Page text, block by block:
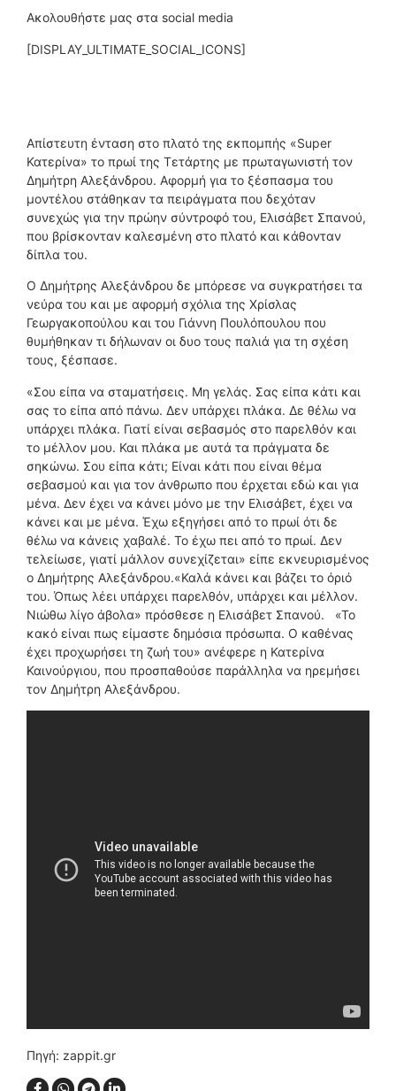
Ακολουθήστε μας στα social media
[DISPLAY_ULTIMATE_SOCIAL_ICONS]
Απίστευτη ένταση στο πλατό της εκπομπής «Super
Κατερίνα» το πρωί της Τετάρτης με πρωταγωνιστή τον
Δημήτρη Αλεξάνδρου. Αφορμή για το ξέσπασμα του
μοντέλου στάθηκαν τα πειράγματα που δεχόταν
συνεχώς για την πρώην σύντροφό του, Ελισάβετ Σπανού,
που βρίσκονταν καλεσμένη στο πλατό και κάθονταν
δίπλα του.
Ο Δημήτρης Αλεξάνδρου δε μπόρεσε να συγκρατήσει τα
νεύρα του και με αφορμή σχόλια της Χρίσλας
Γεωργακοπούλου και του Γιάννη Πουλόπουλου που
θυμήθηκαν τι δήλωναν οι δυο τους παλιά για τη σχέση
τους, ξέσπασε.
«Σου είπα να σταματήσεις. Μη γελάς. Σας είπα κάτι και
σας το είπα από πάνω. Δεν υπάρχει πλάκα. Δε θέλω να
υπάρχει πλάκα. Γιατί είναι σεβασμός στο παρελθόν και
το μέλλον μου. Και πλάκα με αυτά τα πράγματα δε
σηκώνω. Σου είπα κάτι; Είναι κάτι που είναι θέμα
σεβασμού και για τον άνθρωπο που έρχεται εδώ και για
μένα. Δεν έχει να κάνει μόνο με την Ελισάβετ, έχει να
κάνει και με μένα. Έχω εξηγήσει από το πρωί ότι δε
θέλω να κάνεις χαβαλέ. Το έχω πει από το πρωί. Δεν
τελείωσε, γιατί μάλλον συνεχίζεται» είπε εκνευρισμένος
ο Δημήτρης Αλεξάνδρου.«Καλά κάνει και βάζει το όριό
του. Όπως λέει υπάρχει παρελθόν, υπάρχει και μέλλον.
Νιώθω λίγο άβολα» πρόσθεσε η Ελισάβετ Σπανού. «Το
κακό είναι πως είμαστε δημόσια πρόσωπα. Ο καθένας
έχει προχωρήσει τη ζωή του» ανέφερε η Κατερίνα
Καινούργιου, που προσπαθούσε παράλληλα να ηρεμήσει
τον Δημήτρη Αλεξάνδρου.
Πηγή: zappit.gr